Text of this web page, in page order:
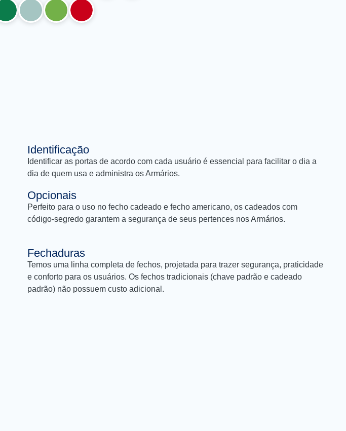
Identificação
Identificar as portas de acordo com cada usuário é essencial para facilitar o dia a
dia de quem usa e administra os Armários.
Opcionais
Perfeito para o uso no fecho cadeado e fecho americano, os cadeados com
código-segredo garantem a segurança de seus pertences nos Armários.
Fechaduras
Temos uma linha completa de fechos, projetada para trazer segurança, praticidade
e conforto para os usuários. Os fechos tradicionais (chave padrão e cadeado
padrão) não possuem custo adicional.